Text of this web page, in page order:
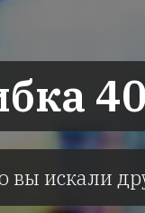
вы искали